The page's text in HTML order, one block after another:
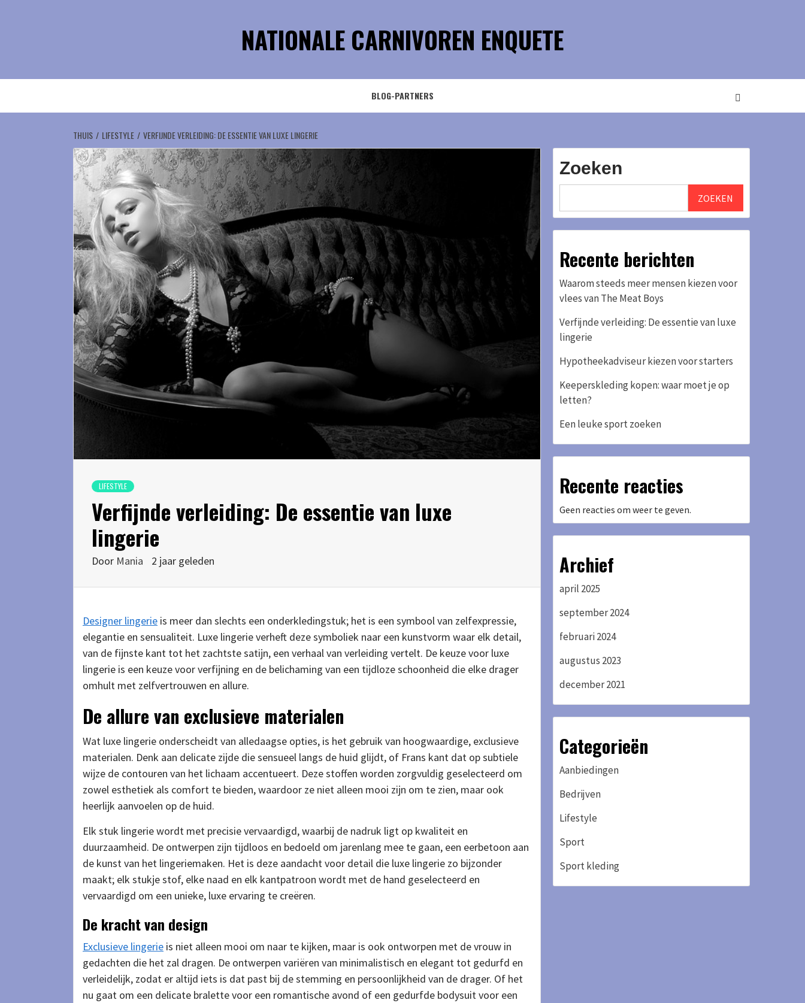
NATIONALE CARNIVOREN ENQUETE
BLOG-PARTNERS
THUIS LIFESTYLE VERFIJNDE VERLEIDING: DE ESSENTIE VAN LUXE LINGERIE
LIFESTYLE
Verfijnde verleiding: De essentie van luxe
lingerie
Door Mania 2 jaar geleden
Designer lingerie is meer dan slechts een onderkledingstuk; het is een symbool van zelfexpressie,
elegantie en sensualiteit. Luxe lingerie verheft deze symboliek naar een kunstvorm waar elk detail,
van de fijnste kant tot het zachtste satijn, een verhaal van verleiding vertelt. De keuze voor luxe
lingerie is een keuze voor verfijning en de belichaming van een tijdloze schoonheid die elke drager
omhult met zelfvertrouwen en allure.
De allure van exclusieve materialen
Wat luxe lingerie onderscheidt van alledaagse opties, is het gebruik van hoogwaardige, exclusieve
materialen. Denk aan delicate zijde die sensueel langs de huid glijdt, of Frans kant dat op subtiele
wijze de contouren van het lichaam accentueert. Deze stoffen worden zorgvuldig geselecteerd om
zowel esthetiek als comfort te bieden, waardoor ze niet alleen mooi zijn om te zien, maar ook
heerlijk aanvoelen op de huid.
Elk stuk lingerie wordt met precisie vervaardigd, waarbij de nadruk ligt op kwaliteit en
duurzaamheid. De ontwerpen zijn tijdloos en bedoeld om jarenlang mee te gaan, een eerbetoon aan
de kunst van het lingeriemaken. Het is deze aandacht voor detail die luxe lingerie zo bijzonder
maakt; elk stukje stof, elke naad en elk kantpatroon wordt met de hand geselecteerd en
vervaardigd om een unieke, luxe ervaring te creëren.
De kracht van design
Exclusieve lingerie is niet alleen mooi om naar te kijken, maar is ook ontworpen met de vrouw in
gedachten die het zal dragen. De ontwerpen variëren van minimalistisch en elegant tot gedurfd en
verleidelijk, zodat er altijd iets is dat past bij de stemming en persoonlijkheid van de drager. Of het
nu gaat om een delicate bralette voor een romantische avond of een gedurfde bodysuit voor een
Zoeken
ZOEKEN
Recente berichten
Waarom steeds meer mensen kiezen voor
vlees van The Meat Boys
Verfijnde verleiding: De essentie van luxe
lingerie
Hypotheekadviseur kiezen voor starters
Keeperskleding kopen: waar moet je op
letten?
Een leuke sport zoeken
Recente reacties
Geen reacties om weer te geven.
Archief
april 2025
september 2024
februari 2024
augustus 2023
december 2021
Categorieën
Aanbiedingen
Bedrijven
Lifestyle
Sport
Sport kleding